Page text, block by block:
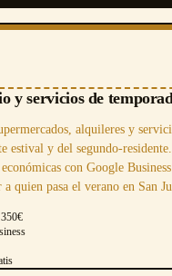
y servicios de
alquileres y
estival y del segundo-
con Google
a quien pasa el verano en San